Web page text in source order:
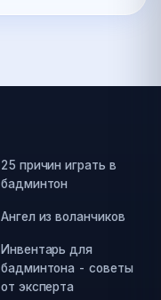
25 причин играть в
бадминтон
Ангел из воланчиков
Инвентарь для
бадминтона - советы
от эксперта